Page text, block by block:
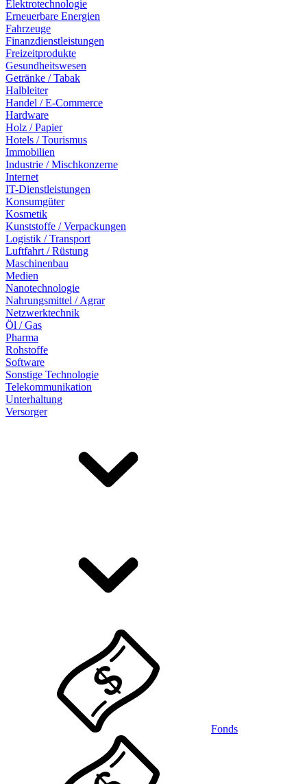
Elektrotechnologie
Erneuerbare Energien
Fahrzeuge
Finanzdienstleistungen
Freizeitprodukte
Gesundheitswesen
Getränke / Tabak
Halbleiter
Handel / E-Commerce
Hardware
Holz / Papier
Hotels / Tourismus
Immobilien
Industrie / Mischkonzerne
Internet
IT-Dienstleistungen
Konsumgüter
Kosmetik
Kunststoffe / Verpackungen
Logistik / Transport
Luftfahrt / Rüstung
Maschinenbau
Medien
Nanotechnologie
Nahrungsmittel / Agrar
Netzwerktechnik
Öl / Gas
Pharma
Rohstoffe
Software
Sonstige Technologie
Telekommunikation
Unterhaltung
Versorger
Fonds